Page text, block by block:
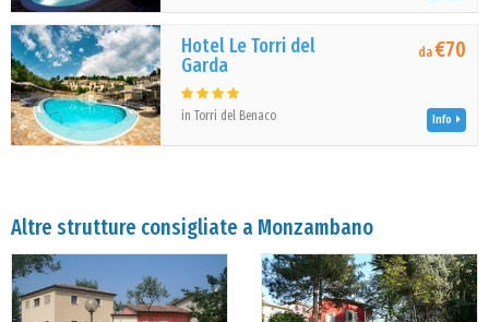
Hotel Le Torri del
Garda
in Torri del Benaco
da€70
Info
Altre strutture consigliate a Monzambano